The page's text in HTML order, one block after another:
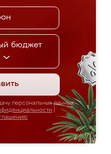
бюджет
персональных данных